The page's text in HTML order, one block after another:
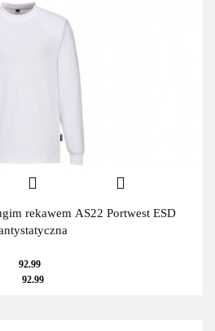
rekawem AS22 Portwest ESD
92.99
92.99